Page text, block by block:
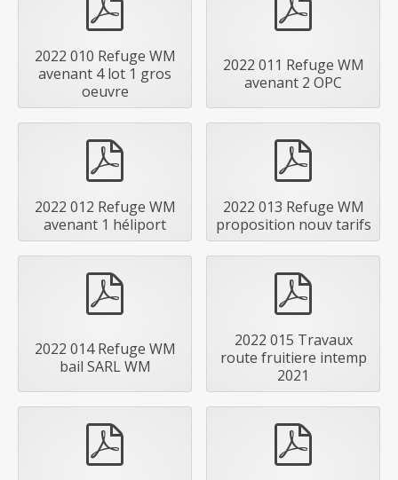
2022 010 Refuge WM
avenant 4 lot 1 gros
oeuvre
2022 011 Refuge WM
avenant 2 OPC
2022 012 Refuge WM
avenant 1 héliport
2022 013 Refuge WM
proposition nouv tarifs
2022 014 Refuge WM
bail SARL WM
2022 015 Travaux
route fruitiere intemp
2021